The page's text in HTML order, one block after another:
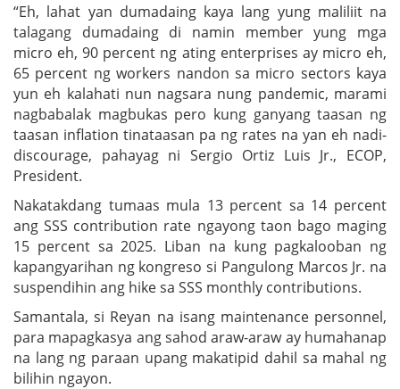
“Eh, lahat yan dumadaing kaya lang yung maliliit na
talagang dumadaing di namin member yung mga
micro eh, 90 percent ng ating enterprises ay micro eh,
65 percent ng workers nandon sa micro sectors kaya
yun eh kalahati nun nagsara nung pandemic, marami
nagbabalak magbukas pero kung ganyang taasan ng
taasan inflation tinataasan pa ng rates na yan eh nadi-
discourage, pahayag ni Sergio Ortiz Luis Jr., ECOP,
President.
Nakatakdang tumaas mula 13 percent sa 14 percent
ang SSS contribution rate ngayong taon bago maging
15 percent sa 2025. Liban na kung pagkalooban ng
kapangyarihan ng kongreso si Pangulong Marcos Jr. na
suspendihin ang hike sa SSS monthly contributions.
Samantala, si Reyan na isang maintenance personnel,
para mapagkasya ang sahod araw-araw ay humahanap
na lang ng paraan upang makatipid dahil sa mahal ng
bilihin ngayon.